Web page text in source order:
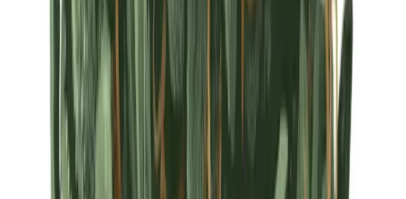
Sativa Strains Indica Strains Hybrid Strains
Standorte